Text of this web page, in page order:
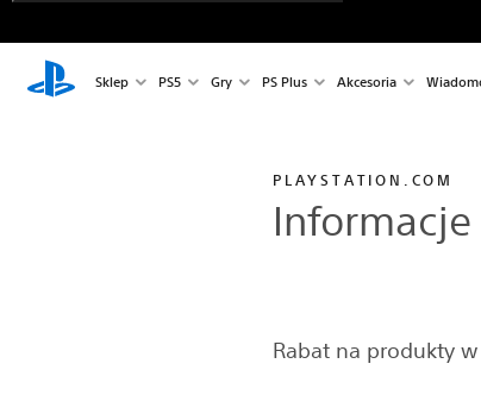
Sklep PS5 Gry PS Plus Akcesoria
PLAYSTATION.COM
Rabat na produkty